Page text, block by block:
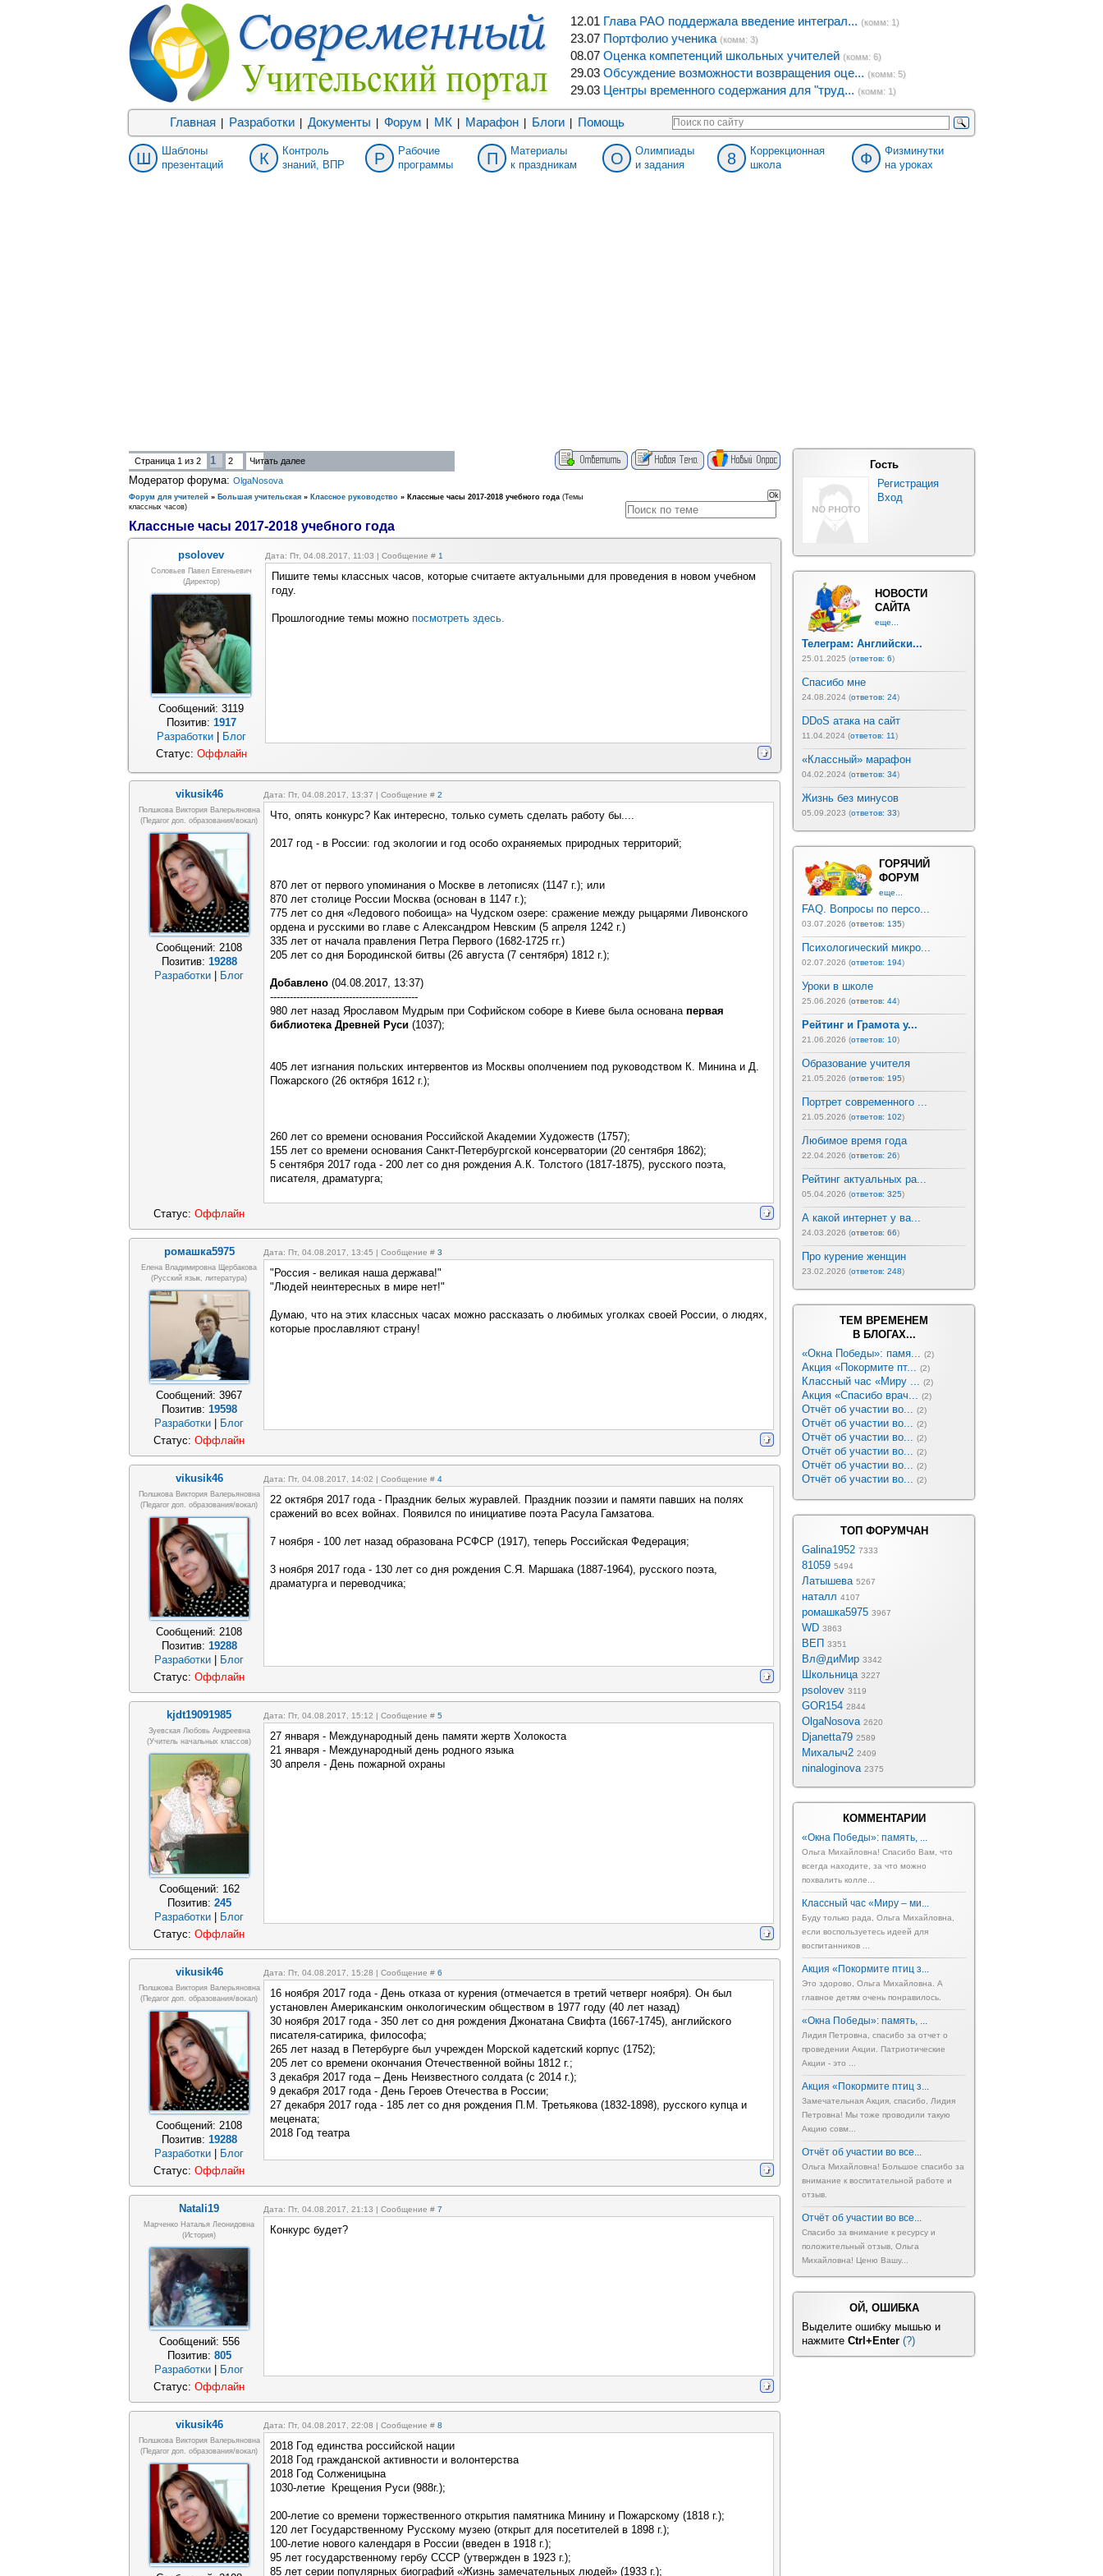
12.01 Глава РАО поддержала введение интеграл... (комм: 1)
23.07 Портфолио ученика (комм: 3)
08.07 Оценка компетенций школьных учителей (комм: 6)
29.03 Обсуждение возможности возвращения оце... (комм: 5)
29.03 Центры временного содержания для "труд... (комм: 1)
Главная Разработки Документы Форум МК Марафон Блоги Помощь
Ш
Шаблоны
презентаций
К
Контроль
знаний, ВПР
Р
Рабочие
программы
П
Материалы
к праздникам
О
Олимпиады
и задания
8
Коррекционная
школа
Ф
Физминутки
на уроках
Страница 1 из 2 1 2 Читать далее
Модератор форума: OlgaNosova
Форум для учителей » Большая учительская » Классное руководство » Классные часы 2017-2018 учебного года (Темы
классных часов)
Классные часы 2017-2018 учебного года
psolovev Дата: Пт, 04.08.2017, 11:03 | Сообщение # 1
Соловьев Павел Евгеньевич
(Директор)
Сообщений: 3119
Позитив: 1917
Разработки| Блог
Пишите темы классных часов, которые считаете актуальными для проведения в новом учебном
году.
Прошлогодние темы можно посмотреть здесь.
Статус: Оффлайн
vikusik46 Дата: Пт, 04.08.2017, 13:37 | Сообщение # 2
Полшкова Виктория Валерьяновна
(педагог доп. образования/вокал)
Сообщений: 2108
Позитив: 19288
Разработки
Блог
Что, опять конкурс? Как интересно, только суметь сделать работу бы....
2017 год - в России: год экологии и год особо охраняемых природных территорий;
870 лет от первого упоминания о Москве в летописях (1147 г.); или
870 лет столице России Москва (основан в 1147 г.);
775 лет со дня «Ледового побоища» на Чудском озере: сражение между рыцарями Ливонского
ордена и русскими во главе с Александром Невским (5 апреля 1242 г.)
335 лет от начала правления Петра Первого (1682-1725 гг.)
205 лет со дня Бородинской битвы (26 августа (7 сентября) 1812 г.);
Добавлено (04.08.2017, 13:37)
---------------------------------------------
980 лет назад Ярославом Мудрым при Софийском соборе в Киеве была основана первая
библиотека Древней Руси (1037);
405 лет изгнания польских интервентов из Москвы ополчением под руководством К. Минина и Д.
Пожарского (26 октября 1612 г.);
260 лет со времени основания Российской Академии Художеств (1757);
155 лет со времени основания Санкт-Петербургской консерватории (20 сентября 1862);
5 сентября 2017 года - 200 лет со дня рождения А.К. Толстого (1817-1875), русского поэта,
писателя, драматурга;
Статус: Оффлайн
ромашка5975 Дата: Пт, 04.08.2017, 13:45 | Сообщение # 3
Елена Владимировна Щербакова
(русский язык, литература)
Сообщений: 3967
Позитив: 19598
Разработки
Блог
"Россия - великая наша держава!"
"Людей неинтересных в мире нет!"
Думаю, что на этих классных часах можно рассказать о любимых уголках своей России, о людях,
которые прославляют страну!
Статус: Оффлайн
vikusik46 Дата: Пт, 04.08.2017, 14:02 | Сообщение # 4
Полшкова Виктория Валерьяновна
(педагог доп. образования/вокал)
Сообщений: 2108
Позитив: 19288
Разработки
Блог
22 октября 2017 года - Праздник белых журавлей. Праздник поэзии и памяти павших на полях
сражений во всех войнах. Появился по инициативе поэта Расула Гамзатова.
7 ноября - 100 лет назад образована РСФСР (1917), теперь Российская Федерация;
3 ноября 2017 года - 130 лет со дня рождения С.Я. Маршака (1887-1964), русского поэта,
драматурга и переводчика;
Статус: Оффлайн
kjdt19091985 Дата: Пт, 04.08.2017, 15:12 | Сообщение # 5
Зуевская Любовь Андреевна
(учитель начальных классов)
Сообщений: 162
Позитив: 245
Разработки | Блог
27 января - Международный день памяти жертв Холокоста
21 января - Международный день родного языка
30 апреля - День пожарной охраны
Статус: Оффлайн
vikusik46 Дата: Пт, 04.08.2017, 15:28 | Сообщение # 6
Полшкова Виктория Валерьяновна
(педагог доп. образования/вокал)
Сообщений: 2108
Позитив: 19288
Разработки
Блог
16 ноября 2017 года - День отказа от курения (отмечается в третий четверг ноября). Он был
установлен Американским онкологическим обществом в 1977 году (40 лет назад)
30 ноября 2017 года - 350 лет со дня рождения Джонатана Свифта (1667-1745), английского
писателя-сатирика, философа;
265 лет назад в Петербурге был учрежден Mopcкой кадетский корпус (1752);
205 лет со времени окончания Отечественной войны 1812 г.;
3 декабря 2017 года – День Неизвестного солдата (с 2014 г.);
9 декабря 2017 года - День Героев Отечества в России;
27 декабря 2017 года - 185 лет со дня рождения П.М. Третьякова (1832-1898), русского купца и
мецената;
2018 Год театра
Статус: Оффлайн
Natali19 Дата: Пт, 04.08.2017, 21:13 | Сообщение # 7
Марченко Наталья Леонидовна
(история)
Сообщений: 556
Позитив: 805
Разработки
Блог
Конкурс будет?
Статус: Оффлайн
vikusik46 Дата: Пт, 04.08.2017, 22:08 | Сообщение # 8
Полшкова Виктория Валерьяновна
(педагог доп. образования/вокал)
2018 Год единства российской нации
2018 Год гражданской активности и волонтерства
2018 Год Солженицына
1030-летие Крещения Руси (988г.);
200-летие со времени торжественного открытия памятника Минину и Пожарскому (1818 г.);
120 лет Государственному Русскому музею (открыт для посетителей в 1898 г.);
100-летие нового календаря в России (введен в 1918 г.);
95 лет государственному гербу CCCP (утвержден в 1923 г.);
85 лет серии популярных биографий «Жизнь замечательных людей» (1933 г.);
Гость
Регистрация
Вход
НОВОСТИ
САЙТА
еще...
Телеграм: Английски...
25.01.2025 (ответов: 6)
Спасибо мне
24.08.2024 (ответов: 24)
DDoS атака на сайт
11.04.2024 (ответов: 11)
«Классный» марафон
04.02.2024 (ответов: 34)
Жизнь без минусов
05.09.2023 (ответов: 33)
ГОРЯЧИЙ
ФОРУМ
еще...
FAQ. Вопросы по персо...
03.07.2026 (ответов: 135)
Психологический микро...
02.07.2026 (ответов: 194)
Уроки в школе
25.06.2026 (ответов: 44)
Рейтинг и Грамота у...
21.06.2026 (ответов: 10)
Образование учителя
21.05.2026 (ответов: 195)
Портрет современного ...
21.05.2026 (ответов: 102)
Любимое время года
22.04.2026 (ответов: 26)
Рейтинг актуальных ра...
05.04.2026 (ответов: 325)
А какой интернет у ва...
24.03.2026 (ответов: 66)
Про курение женщин
23.02.2026 (ответов: 248)
ТЕМ ВРЕМЕНЕМ
В БЛОГАХ...
«Окна Победы»: памя... (2)
Акция «Покормите пт... (2)
Классный час «Миру ... (2)
Акция «Спасибо врач... (2)
Отчёт об участии во... (2)
Отчёт об участии во... (2)
Отчёт об участии во... (2)
Отчёт об участии во... (2)
Отчёт об участии во... (2)
Отчёт об участии во... (2)
ТОП ФОРУМЧАН
Galina1952 7333
81059 5494
Латышева 5267
наталл 4107
ромашка5975 3967
WD 3863
ВЕП 3351
Вл@диМир 3342
Школьница 3227
psolovev 3119
GOR154 2844
OlgaNosova 2620
Djanetta79 2589
Михалыч2 2409
ninaloginova 2375
КОММЕНТАРИИ
«Окна Победы»: память, ...
Ольга Михайловна! Спасибо Вам, что
всегда находите, за что можно
похвалить колле...
Классный час «Миру – ми...
Буду только рада, Ольга Михайловна,
если воспользуетесь идеей для
воспитанников ...
Акция «Покормите птиц з...
Это здорово, Ольга Михайловна. А
главное детям очень понравилось.
«Окна Победы»: память, ...
Лидия Петровна, спасибо за отчет о
проведении Акции. Патриотические
Акции - это ...
Акция «Покормите птиц з...
Замечательная Акция, спасибо, Лидия
Петровна! Мы тоже проводили такую
Акцию совм...
Отчёт об участии во все...
Ольга Михайловна! Большое спасибо за
внимание к воспитательной работе и
отзыв.
Отчёт об участии во все...
Спасибо за внимание к ресурсу и
положительный отзыв, Ольга
Михайловна! Ценю Вашу...
ОЙ, ОШИБКА
Выделите ошибку мышью и
нажмите Ctrl+Enter (?)